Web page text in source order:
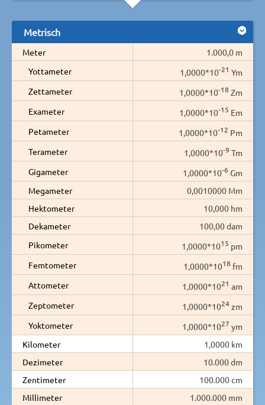
Metrisch
Meter
1.000,0 m
Yottameter
1,0000*10-21 Ym
Zettameter
1,0000*10-18 Zm
Exameter
1,0000*10-15 Em
Petameter
1,0000*10-12 Pm
Terameter
1,0000*10-9 Tm
Gigameter
1,0000*10-6 Gm
Megameter
0,0010000 Mm
Hektometer
10,000 hm
Dekameter
100,00 dam
Pikometer
1,0000*1015 pm
Femtometer
1,0000*1018 fm
Attometer
1,0000*1021 am
Zeptometer
1,0000*1024zm
Yoktometer
1,0000*1027 ym
Kilometer
1,0000 km
Dezimeter
10.000 dm
Zentimeter
100.000 cm
Millimeter
1.000.000 mm